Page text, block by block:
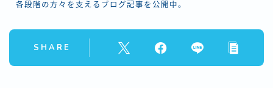
各段階の方々を支えるブログ記事を公開中。
SHARE